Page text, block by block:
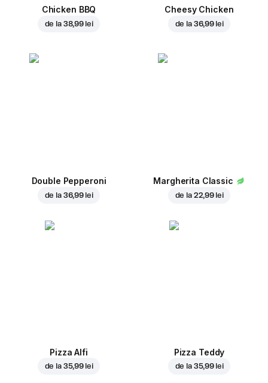
Chicken BBQ
de la 38,99 lei
Cheesy Chicken
de la 36,99 lei
Double Pepperoni
de la 36,99 lei
Margherita Classic
de la 22,99 lei
Pizza Alfi
de la 35,99 lei
Pizza Teddy
de la 35,99 lei